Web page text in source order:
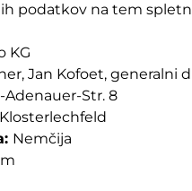
podatkov na tem
KG
Jan Kofoet, generalni
Adenauer-Str. 8
Nemčija